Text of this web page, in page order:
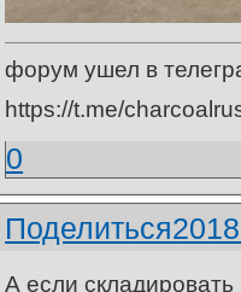
форум ушел в
https://t.me/
0
Поделиться
А если